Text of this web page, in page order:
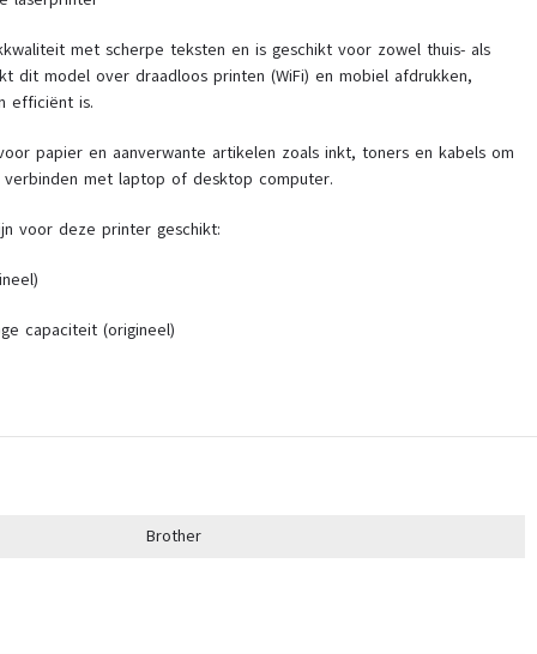
met scherpe teksten en is geschikt voor zowel thuis- als
dit model over draadloos printen (WiFi) en mobiel afdrukken,
efficiënt is.
papier en aanverwante artikelen zoals inkt, toners en kabels om
met laptop of desktop computer.
voor deze printer geschikt:
capaciteit (origineel)
Brother